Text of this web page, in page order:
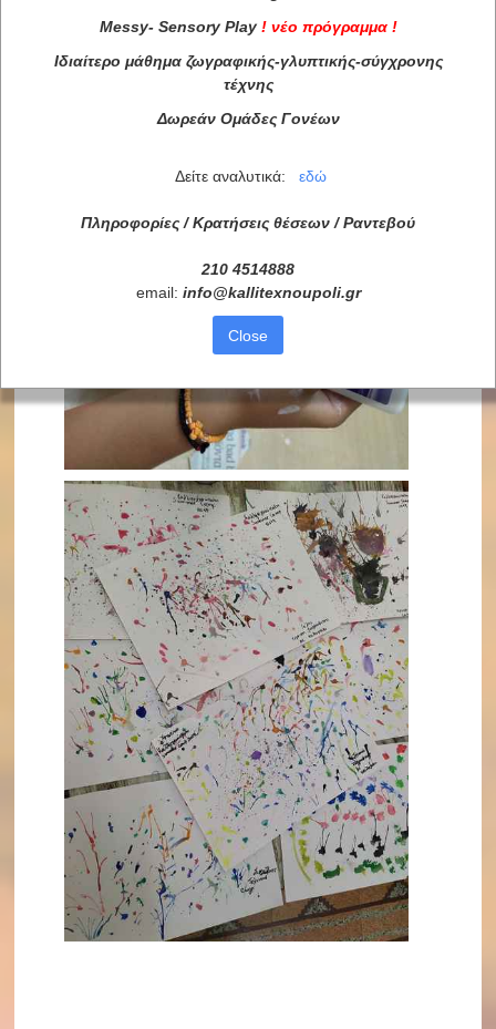
Messy- Sensory Play ! νέο πρόγραμμα !
Ιδιαίτερο μάθημα ζωγραφικής-γλυπτικής-σύγχρονης
τέχνης
Δωρεάν Ομάδες Γονέων
Δείτε αναλυτικά: εδώ
Πληροφορίες / Κρατήσεις θέσεων / Ραντεβού
210 4514888
email: info@kallitexnoupoli.gr
Close